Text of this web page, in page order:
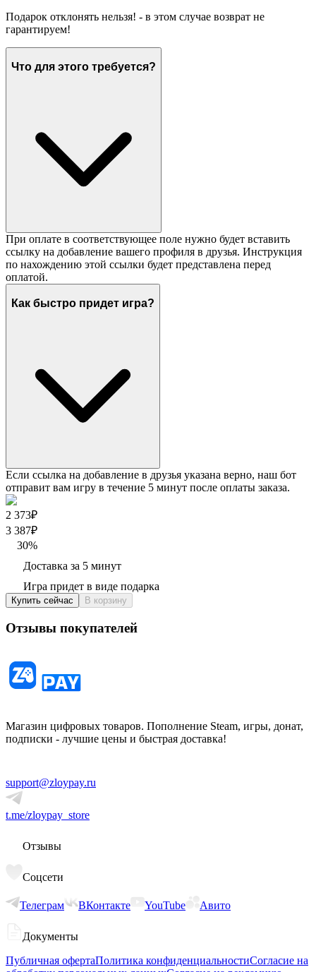
Подарок отклонять нельзя! - в этом случае возврат не
гарантируем!
Что для этого требуется?
При оплате в соответствующее поле нужно будет вставить
ссылку на добавление вашего профиля в друзья. Инструкция
по нахождению этой ссылки будет представлена перед
оплатой.
Как быстро придет игра?
Если ссылка на добавление в друзья указана верно, наш бот
отправит вам игру в течение 5 минут после оплаты заказа.
2 373₽
3 387₽
30%
Доставка за 5 минут
Игра придет в виде подарка
Купить сейчас В корзину
Отзывы покупателей
Магазин цифровых товаров. Пополнение Steam, игры, донат,
подписки - лучшие цены и быстрая доставка!
support@zloypay.ru
t.me/zloypay_store
Отзывы
Соцсети
Телеграм ВКонтакте YouTube Авито
Документы
Публичная офертаПолитика конфиденциальностиСогласие на